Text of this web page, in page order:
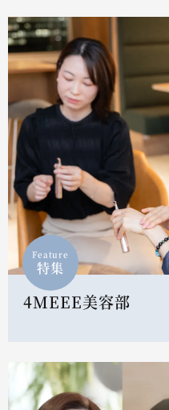
Feature
特集
4MEEE美容部